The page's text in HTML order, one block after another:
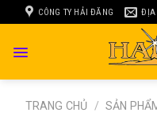
to
CÔNG TY HẢI ĐĂNG ĐỊA
TRANG CHỦ / SẢN